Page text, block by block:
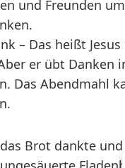
und Freunden
– Das heißt
er übt Danken
Das Abendmahl
Brot dankte